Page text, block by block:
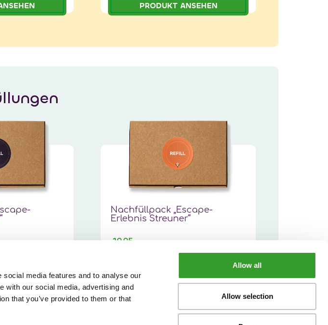
media features and to analyse our
with our social media, advertising and
that you’ve provided to them or that
Allow all
Allow selection
PRODUKT ANSEHEN
Nachfüllpack „Escape-
Erlebnis Streuner“
19,95